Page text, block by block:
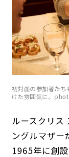
初対面の参加者た
けた雰囲気に。
ルースクリス
ングルマザー
1965年に創